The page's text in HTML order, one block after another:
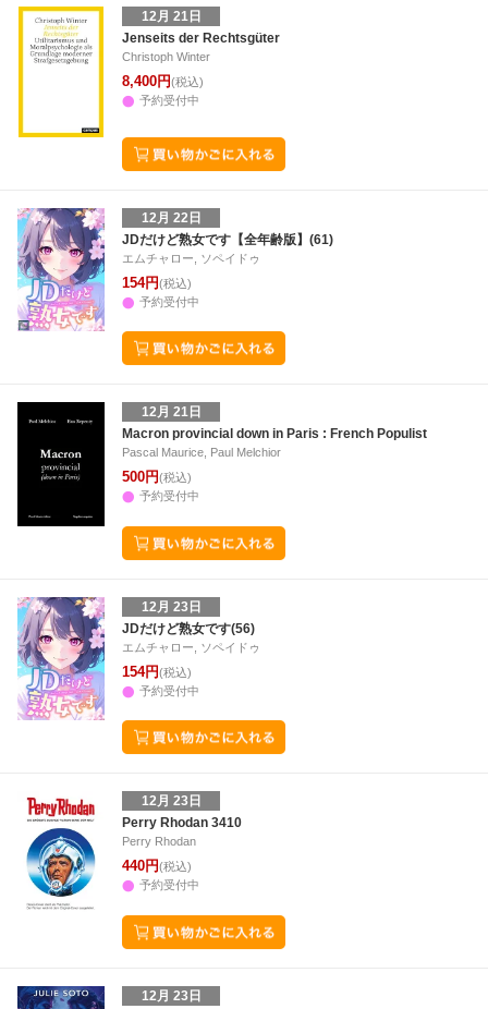
12月 21日
Jenseits der Rechtsgüter
Christoph Winter
8,400円(税込)
予約受付中
12月 22日
JDだけど熟女です【全年齢版】(61)
エムチャロー, ソペイドゥ
154円(税込)
予約受付中
12月 21日
Macron provincial down in Paris : French Populist
Pascal Maurice, Paul Melchior
500円(税込)
予約受付中
12月 23日
JDだけど熟女です(56)
エムチャロー, ソペイドゥ
154円(税込)
予約受付中
12月 23日
Perry Rhodan 3410
Perry Rhodan
440円(税込)
予約受付中
12月 23日